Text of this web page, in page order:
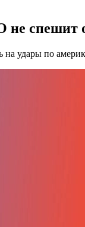
не
на удары по